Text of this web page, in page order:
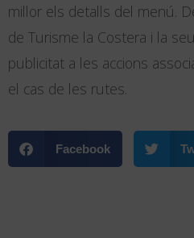
millor els detalls del menú.
de Turisme la Costera i la
publicitat a les accions
el cas de les rutes.
Facebook